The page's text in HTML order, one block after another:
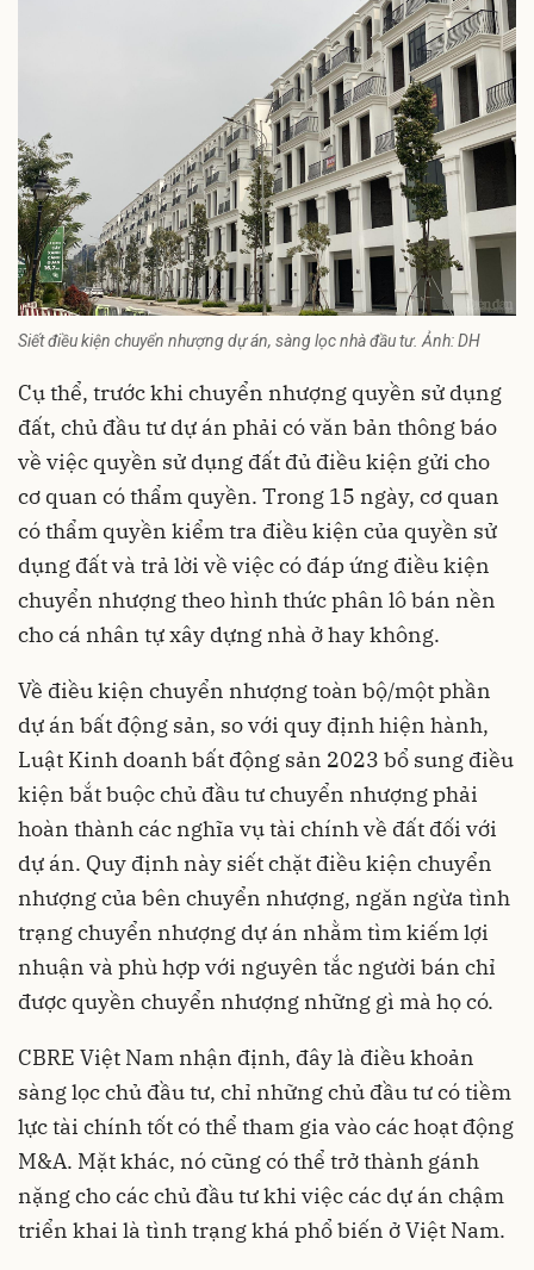
Siết điều kiện chuyển nhượng dự án, sàng lọc nhà đầu tư. Ảnh: DH
Cụ thể, trước khi chuyển nhượng quyền sử dụng
đất, chủ đầu tư dự án phải có văn bản thông báo
về việc quyền sử dụng đất đủ điều kiện gửi cho
cơ quan có thẩm quyền. Trong 15 ngày, cơ quan
có thẩm quyền kiểm tra điều kiện của quyền sử
dụng đất và trả lời về việc có đáp ứng điều kiện
chuyển nhượng theo hình thức phân lô bán nền
cho cá nhân tự xây dựng nhà ở hay không.
Về điều kiện chuyển nhượng toàn bộ/một phần
dự án bất động sản, so với quy định hiện hành,
Luật Kinh doanh bất động sản 2023 bổ sung điều
kiện bắt buộc chủ đầu tư chuyển nhượng phải
hoàn thành các nghĩa vụ tài chính về đất đối với
dự án. Quy định này siết chặt điều kiện chuyển
nhượng của bên chuyển nhượng, ngăn ngừa tình
trạng chuyển nhượng dự án nhằm tìm kiếm lợi
nhuận và phù hợp với nguyên tắc người bán chỉ
được quyền chuyển nhượng những gì mà họ có.
CBRE Việt Nam nhận định, đây là điều khoản
sàng lọc chủ đầu tư, chỉ những chủ đầu tư có tiềm
lực tài chính tốt có thể tham gia vào các hoạt động
M&A. Mặt khác, nó cũng có thể trở thành gánh
nặng cho các chủ đầu tư khi việc các dự án chậm
triển khai là tình trạng khá phổ biến ở Việt Nam.